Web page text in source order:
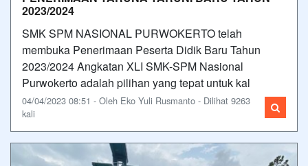
2023/2024
SMK SPM NASIONAL PURWOKERTO telah
membuka Penerimaan Peserta Didik Baru Tahun
2023/2024 Angkatan XLI SMK-SPM Nasional
Purwokerto adalah pilihan yang tepat untuk kal
04/04/2023 08:51 - Oleh Eko Yuli Rusmanto - Dilihat 9263
kali